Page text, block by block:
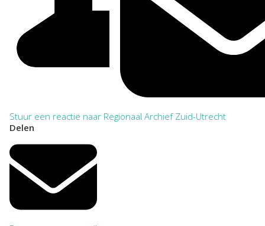
Stuur een reactie naar Regionaal Archief Zuid-Utrecht
Delen